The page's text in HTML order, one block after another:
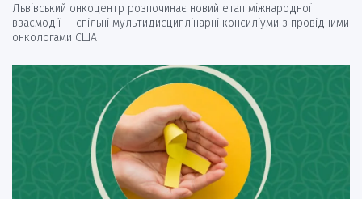
Львівський онкоцентр розпочинає новий етап міжнародної
взаємодії — спільні мультидисциплінарні консиліуми з провідними
онкологами США